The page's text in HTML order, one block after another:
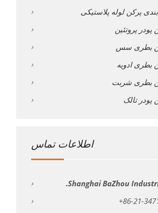
پرکن لوله پلاستیکی
پروتئین
بطری سس
بطری ادویه
بطری شربت
پودر تالک
اطلاعات تماس
Shanghai BaZhou